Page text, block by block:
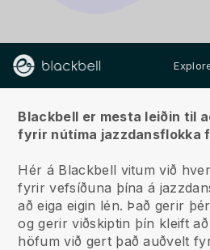
Blackbell er mesta leiðin til
fyrir nútíma
Hér á Blackbell vitum við
fyrir vefsíðuna þína á
að eiga eigin lén. Það gerir
og gerir viðskiptin þín kleift
höfum við gert það auðvelt